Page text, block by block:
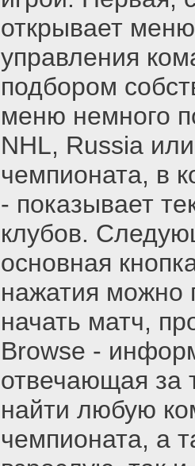
открывает
управления
подбором
меню немного
NHL, Russia
чемпионата, в
- показывает
клубов.
основная
нажатия можно
начать матч,
Browse -
отвечающая за
найти любую
чемпионата, а